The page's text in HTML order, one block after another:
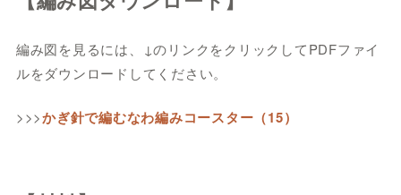
編み図を見るには、↓のリンクをクリックしてPDFファイ
ルをダウンロードしてください。
>>>かぎ針で編むなわ編みコースター（15）